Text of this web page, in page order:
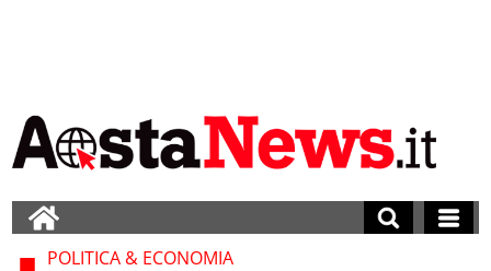
POLITICA & ECONOMIA